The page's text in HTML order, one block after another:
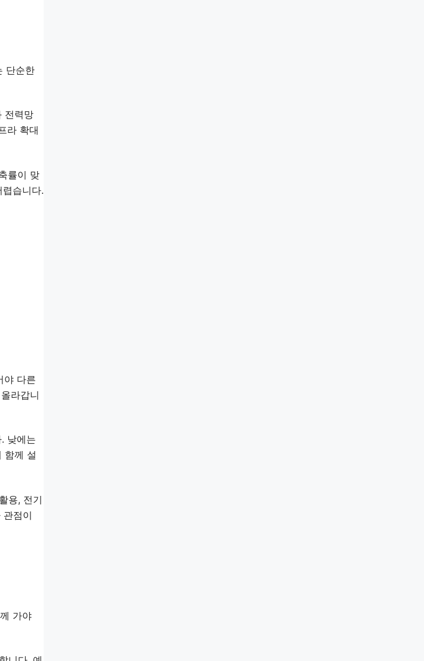
단순한
전력망
라 확대
률이 맞
습니다.
야 다른
라갑니
낮에는
함께 설
용, 전기
점이
가야